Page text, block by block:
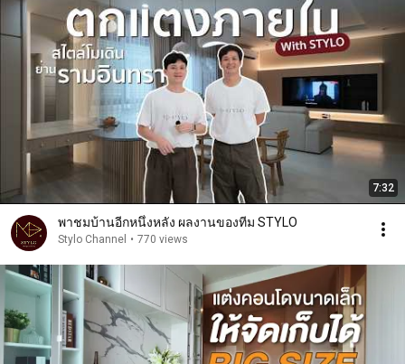
7:32
พาชมบ้านอีกหนึ่งหลัง ผลงานของทีม STYLO
Stylo Channel • 770 views